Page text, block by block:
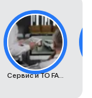
Сервис и ТО FAW